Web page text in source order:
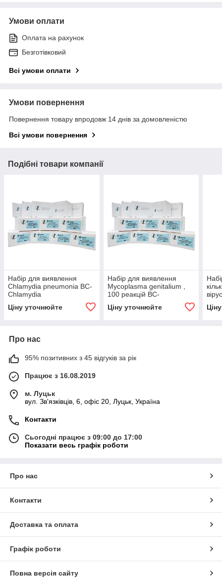
Умови оплати
Оплата на рахунок
Безготівковий
Всі умови оплати
Умови повернення
Повернення товару впродовж 14 днів за домовленістю
Всі умови повернення
Подібні товари компанії
Набір для виявлення
Chlamydia pneumonia BC-
Chlamydia
Ціну уточнюйте
Набір для виявлення
Mycoplasma genitalium ,
100 реакцій BC-
Ціну уточнюйте
Про нас
95% позитивних з 45 відгуків за рік
Працює з 16.08.2019
м. Луцьк
вул. Зв'язківців, 6, офіс 20, Луцьк, Україна
Контакти
Сьогодні працює з 09:00 до 17:00
Показати весь графік роботи
Про нас
Контакти
Доставка та оплата
Графік роботи
Повна версія сайту